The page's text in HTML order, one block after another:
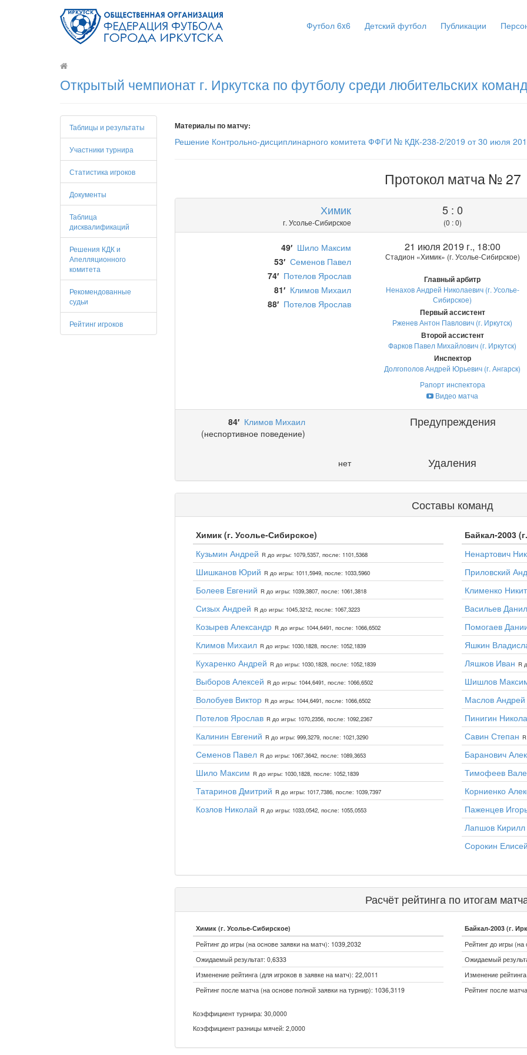
Футбол 6x6 Детский футбол Публикации
Открытый чемпионат г. Иркутска по футболу среди любительских
Таблицы и результаты
Участники турнира
Статистика игроков
Документы
Таблица
дисквалификаций
Решения КДК и
Апелляционного
комитета
Рекомендованные
судьи
Рейтинг игроков
Материалы по матчу:
Решение Контрольно-дисциплинарного комитета ФФГИ № КДК-238-2/2019 от 30 июля
Протокол матча № 27
Химик
г. Усолье-Сибирское
5 : 0
(0 : 0)
49′ Шило Максим
53′ Семенов Павел
74′ Потелов Ярослав
81′ Климов Михаил
88′ Потелов Ярослав
21 июля 2019 г., 18:00
Стадион «Химик» (г. Усолье-Сибирское)
Главный арбитр
Ненахов Андрей Николаевич (г. Усолье-
Сибирское)
Первый ассистент
Рженев Антон Павлович (г. Иркутск)
Второй ассистент
Фарков Павел Михайлович (г. Иркутск)
Инспектор
Долгополов Андрей Юрьевич (г. Ангарск)
Рапорт инспектора
Видео матча
84′ Климов Михаил
(неспортивное поведение)
Предупреждения
нет Удаления
Составы команд
Химик (г. Усолье-Сибирское)
Кузьмин Андрей R до игры: 1079,5357, после: 1101,5368
Шишканов Юрий R до игры: 1011,5949, после: 1033,5960
Болеев Евгений R до игры: 1039,3807, после: 1061,3818
Сизых Андрей R до игры: 1045,3212, после: 1067,3223
Козырев Александр R до игры: 1044,6491, после: 1066,6502
Климов Михаил R до игры: 1030,1828, после: 1052,1839
Кухаренко Андрей R до игры: 1030,1828, после: 1052,1839
Выборов Алексей R до игры: 1044,6491, после: 1066,6502
Волобуев Виктор R до игры: 1044,6491, после: 1066,6502
Потелов Ярослав R до игры: 1070,2356, после: 1092,2367
Калинин Евгений R до игры: 999,3279, после: 1021,3290
Семенов Павел R до игры: 1067,3642, после: 1089,3653
Шило Максим R до игры: 1030,1828, после: 1052,1839
Татаринов Дмитрий R до игры: 1017,7386, после: 1039,7397
Козлов Николай R до игры: 1033,0542, после: 1055,0553
Байкал-2003
Ненартович
Приловский
Клименко
Васильев Данил
Помогаев
Яшкин
Ляшков Иван R
Шишлов
Маслов Андрей
Пинигин
Савин Степан
Баранович
Тимофеев
Корниенко
Паженцев
Лапшов Кирилл
Сорокин Елисей
Расчёт рейтинга по итогам
Химик (г. Усолье-Сибирское)
Рейтинг до игры (на основе заявки на матч): 1039,2032
Ожидаемый результат: 0,6333
Изменение рейтинга (для игроков в заявке на матч): 22,0011
Рейтинг после матча (на основе полной заявки на турнир): 1036,3119
Байкал-2003 (г.
Рейтинг до игры
Ожидаемый
Изменение
Рейтинг после
Коэффициент турнира: 30,0000
Коэффициент разницы мячей: 2,0000